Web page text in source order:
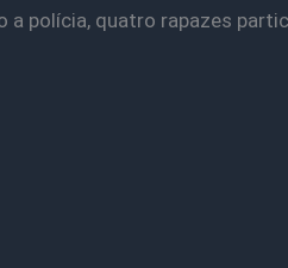
a polícia, quatro rapazes